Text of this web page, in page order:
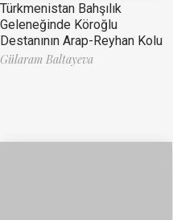
Türkmenistan Bahşılık
Geleneğinde Köroğlu
Destanının Arap-Reyhan Kolu
Gülaram Baltayeva